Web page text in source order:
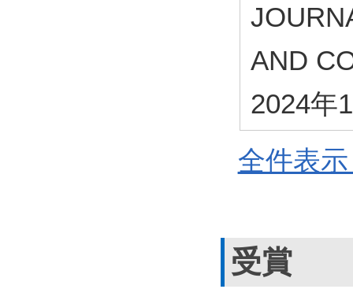
AND
2024年
全件表
受賞